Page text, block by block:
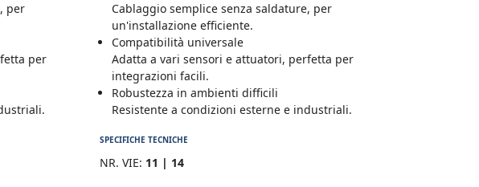
per
per
Cablaggio semplice senza saldature, per
un'installazione efficiente.
Compatibilità universale
Adatta a vari sensori e attuatori, perfetta per
integrazioni facili.
Robustezza in ambienti difficili
Resistente a condizioni esterne e industriali.
SPECIFICHE TECNICHE
NR. VIE: 11 | 14